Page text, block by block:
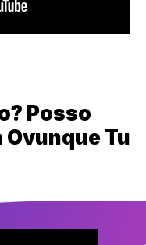
Posso
Tu